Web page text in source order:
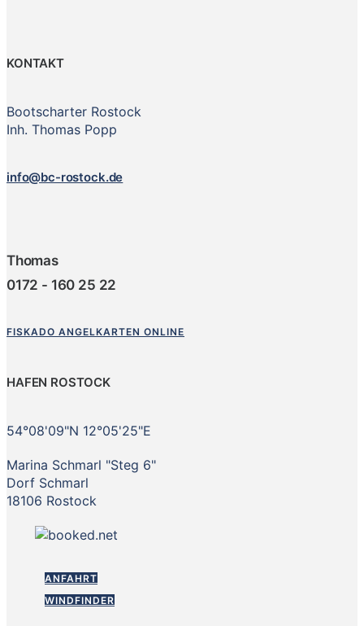
KONTAKT
Bootscharter Rostock
Inh. Thomas Popp
info@bc-rostock.de
Thomas
0172 - 160 25 22
FISKADO ANGELKARTEN ONLINE
HAFEN ROSTOCK
54°08'09"N 12°05'25"E
Marina Schmarl "Steg 6"
Dorf Schmarl
18106 Rostock
ANFAHRT
WINDFINDER